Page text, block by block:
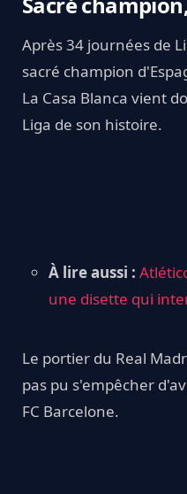
Après 34 journées de
sacré champion
La Casa Blanca vient
Liga de son histoire.
À lire aussi :
une disette qui
Le portier du Real
pas pu s'empêcher
FC Barcelone.